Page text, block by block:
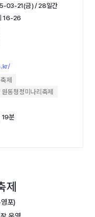
03-21(금) / 28일간
16-26
제
원동청정미나리축제
분
제
포)